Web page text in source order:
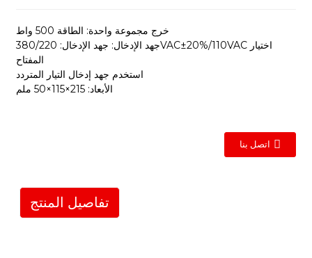
خرج مجموعة واحدة: الطاقة 500 واط
جهد الإدخال: جهد الإدخال: 380/220VAC±20%/110VAC اختيار
المفتاح
استخدم جهد إدخال التيار المتردد
الأبعاد: 215×115×50 ملم
اتصل بنا
تفاصيل المنتج